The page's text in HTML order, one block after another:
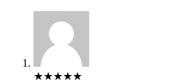
★★★★★